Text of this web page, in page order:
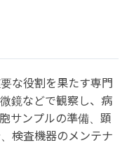
な役割を果たす専門
鏡などで観察し、病
サンプルの準備、顕
検査機器のメンテナ